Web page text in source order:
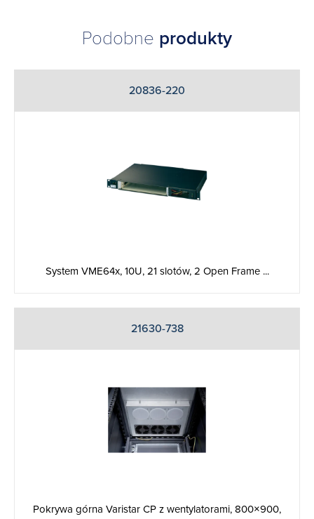
Podobne produkty
20836-220
System VME64x, 10U, 21 slotów, 2 Open Frame ...
21630-738
Pokrywa górna Varistar CP z wentylatorami, 800×900,